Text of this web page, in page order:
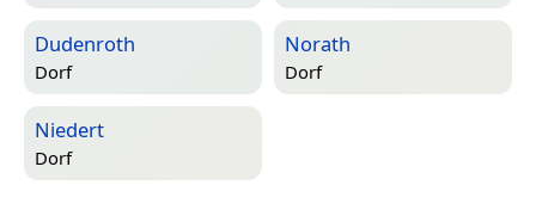
Dudenroth
Dorf
Norath
Dorf
Niedert
Dorf